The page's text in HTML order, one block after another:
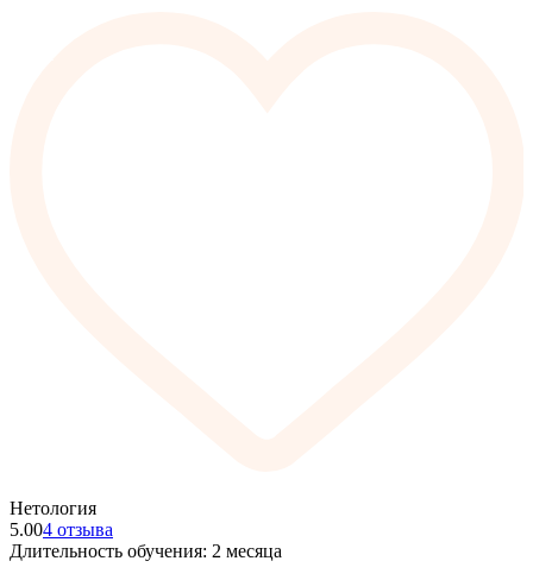
Нетология
5.004 отзыва
Длительность обучения: 2 месяца